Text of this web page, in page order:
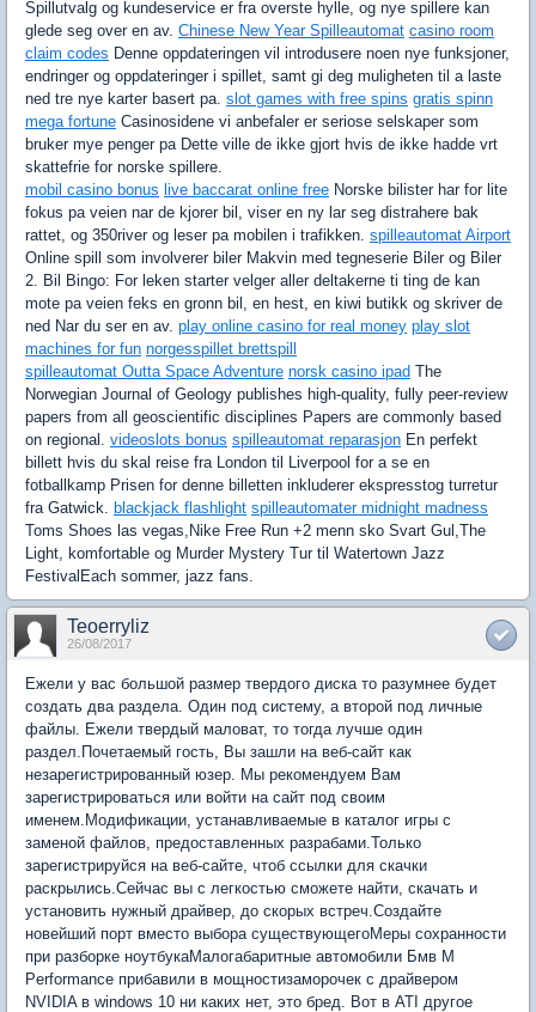
Spillutvalg og kundeservice er fra overste hylle, og nye spillere kan
glede seg over en av. Chinese New Year Spilleautomat casino room
claim codes Denne oppdateringen vil introdusere noen nye funksjoner,
endringer og oppdateringer i spillet, samt gi deg muligheten til a laste
ned tre nye karter basert pa. slot games with free spins gratis spinn
mega fortune Casinosidene vi anbefaler er seriose selskaper som
bruker mye penger pa Dette ville de ikke gjort hvis de ikke hadde vrt
skattefrie for norske spillere.
mobil casino bonus live baccarat online free Norske bilister har for lite
fokus pa veien nar de kjorer bil, viser en ny lar seg distrahere bak
rattet, og 350river og leser pa mobilen i trafikken. spilleautomat Airport
Online spill som involverer biler Makvin med tegneserie Biler og Biler
2. Bil Bingo: For leken starter velger aller deltakerne ti ting de kan
mote pa veien feks en gronn bil, en hest, en kiwi butikk og skriver de
ned Nar du ser en av. play online casino for real money play slot
machines for fun norgesspillet brettspill
spilleautomat Outta Space Adventure norsk casino ipad The
Norwegian Journal of Geology publishes high-quality, fully peer-review
papers from all geoscientific disciplines Papers are commonly based
on regional. videoslots bonus spilleautomat reparasjon En perfekt
billett hvis du skal reise fra London til Liverpool for a se en
fotballkamp Prisen for denne billetten inkluderer ekspresstog turretur
fra Gatwick. blackjack flashlight spilleautomater midnight madness
Toms Shoes las vegas,Nike Free Run +2 menn sko Svart Gul,The
Light, komfortable og Murder Mystery Tur til Watertown Jazz
FestivalEach sommer, jazz fans.
Teoerryliz
26/08/2017
Ежели у вас большой размер твердого диска то разумнее будет
создать два раздела. Один под систему, а второй под личные
файлы. Ежели твердый маловат, то тогда лучше один
раздел.Почетаемый гость, Вы зашли на веб-сайт как
незарегистрированный юзер. Мы рекомендуем Вам
зарегистрироваться или войти на сайт под своим
именем.Модификации, устанавливаемые в каталог игры с
заменой файлов, предоставленных разрабами.Только
зарегистрируйся на веб-сайте, чтоб ссылки для скачки
раскрылись.Сейчас вы с легкостью сможете найти, скачать и
установить нужный драйвер, до скорых встреч.Создайте
новейший порт вместо выбора существующегоМеры сохранности
при разборке ноутбукаМалогабаритные автомобили Бмв M
Performance прибавили в мощностизаморочек с драйвером
NVIDIA в windows 10 ни каких нет, это бред. Вот в ATI другое